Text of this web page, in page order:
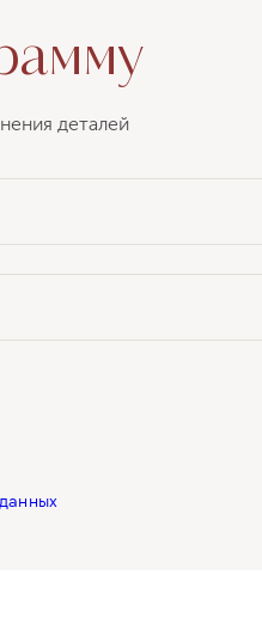
деталей